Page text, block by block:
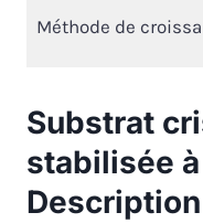
Méthode de
Substrat
stabilisée
Description